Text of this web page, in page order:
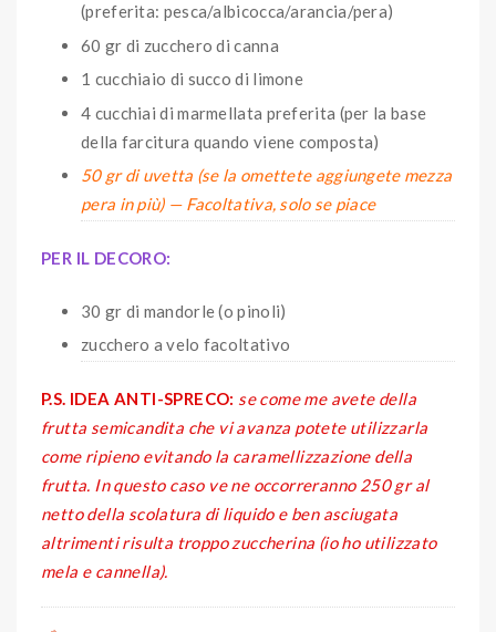
(preferita: pesca/albicocca/arancia/pera)
60 gr di zucchero di canna
1 cucchiaio di succo di limone
4 cucchiai di marmellata preferita (per la base
della farcitura quando viene composta)
50 gr di uvetta (se la omettete aggiungete mezza
pera in più) — Facoltativa, solo se piace
PER IL DECORO:
30 gr di mandorle (o pinoli)
zucchero a velo facoltativo
P.S. IDEA ANTI-SPRECO: se come me avete della
frutta semicandita che vi avanza potete utilizzarla
come ripieno evitando la caramellizzazione della
frutta. In questo caso ve ne occorreranno 250 gr al
netto della scolatura di liquido e ben asciugata
altrimenti risulta troppo zuccherina (io ho utilizzato
mela e cannella).